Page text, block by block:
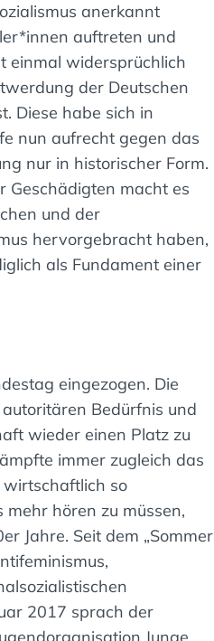
anerkannt
auftreten und
einmal widersprüchlich
der Deutschen
Diese habe sich in
nun aufrecht gegen das
nur in historischer Form.
Geschädigten macht es
und der
hervorgebracht haben,
als Fundament einer
eingezogen. Die
Bedürfnis und
wieder einen Platz zu
immer zugleich das
so
hören zu müssen,
Jahre. Seit dem „Sommer
2017 sprach der